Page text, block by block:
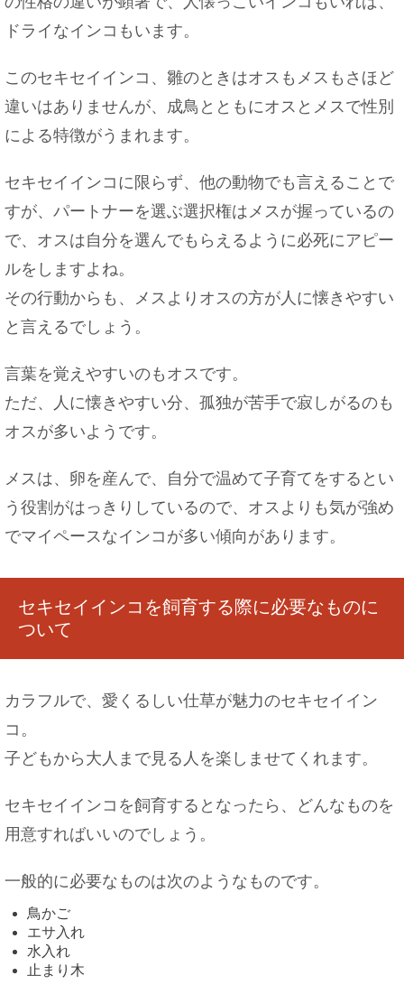
ドライなインコもいます。
このセキセイインコ、雛のときはオスもメスもさほど
違いはありませんが、成鳥とともにオスとメスで性別
による特徴がうまれます。
セキセイインコに限らず、他の動物でも言えることで
すが、パートナーを選ぶ選択権はメスが握っているの
で、オスは自分を選んでもらえるように必死にアピー
ルをしますよね。
その行動からも、メスよりオスの方が人に懐きやすい
と言えるでしょう。
言葉を覚えやすいのもオスです。
ただ、人に懐きやすい分、孤独が苦手で寂しがるのも
オスが多いようです。
メスは、卵を産んで、自分で温めて子育てをするとい
う役割がはっきりしているので、オスよりも気が強め
でマイペースなインコが多い傾向があります。
セキセイインコを飼育する際に必要なものに
ついて
カラフルで、愛くるしい仕草が魅力のセキセイイン
コ。
子どもから大人まで見る人を楽しませてくれます。
セキセイインコを飼育するとなったら、どんなものを
用意すればいいのでしょう。
一般的に必要なものは次のようなものです。
鳥かご
エサ入れ
水入れ
止まり木